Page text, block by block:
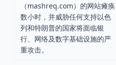
（mashreq.com）的网站瘫痪
数小时，并威胁任何支持以色
列和特朗普的国家将面临银
行、网络及数字基础设施的严
重攻击。